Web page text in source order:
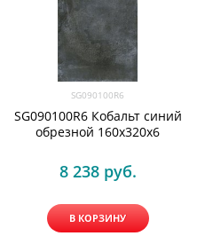
SG090100R6
SG090100R6 Кобальт синий
обрезной 160x320х6
8 238 руб.
В КОРЗИНУ